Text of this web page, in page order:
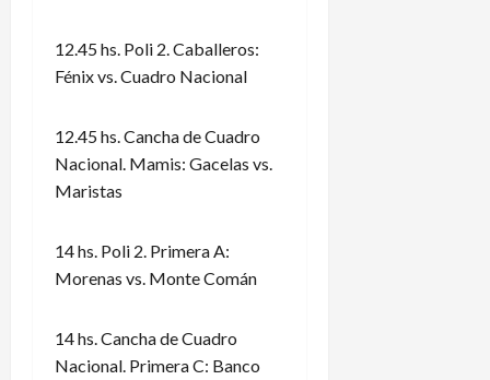
12.45 hs. Poli 2. Caballeros:
Fénix vs. Cuadro Nacional
12.45 hs. Cancha de Cuadro
Nacional. Mamis: Gacelas vs.
Maristas
14 hs. Poli 2. Primera A:
Morenas vs. Monte Comán
14 hs. Cancha de Cuadro
Nacional. Primera C: Banco